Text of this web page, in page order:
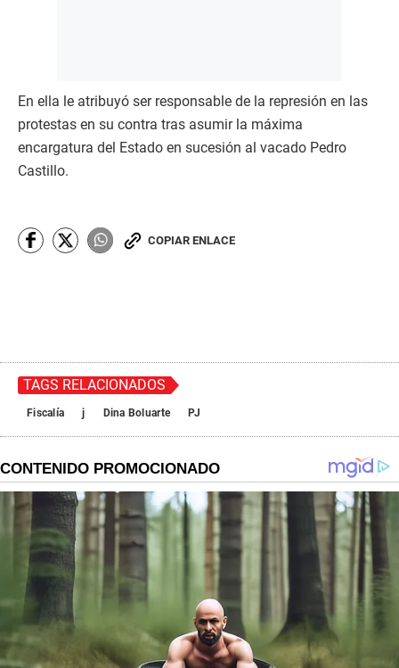
En ella le atribuyó ser responsable de la represión en las
protestas en su contra tras asumir la máxima
encargatura del Estado en sucesión al vacado Pedro
Castillo.
COPIAR ENLACE
TAGS RELACIONADOS
Fiscalía j Dina Boluarte PJ